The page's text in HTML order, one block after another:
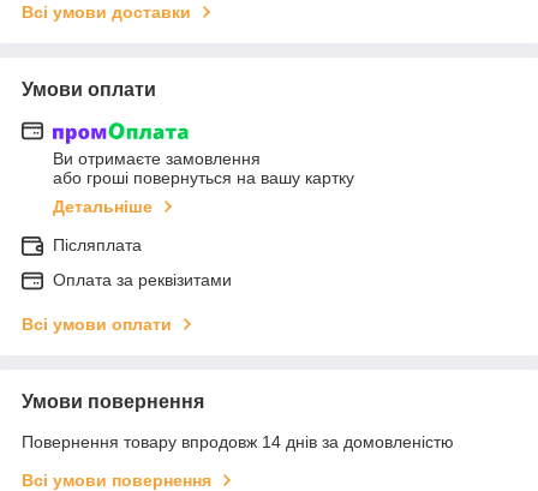
Всі умови доставки
Умови оплати
Ви отримаєте замовлення
або гроші повернуться на вашу картку
Детальніше
Післяплата
Оплата за реквізитами
Всі умови оплати
Умови повернення
Повернення товару впродовж 14 днів за домовленістю
Всі умови повернення